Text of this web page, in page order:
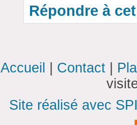
Répondre à
Accueil Contact
Site réalisé avec